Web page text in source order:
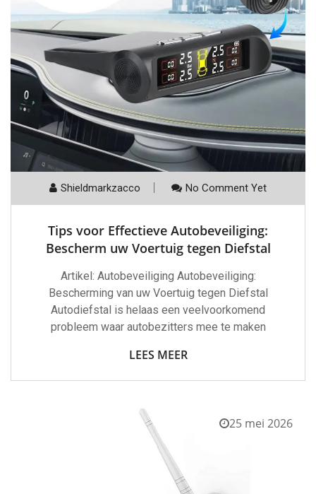
Shieldmarkzacco No Comment Yet
Tips voor Effectieve Autobeveiliging:
Bescherm uw Voertuig tegen Diefstal
Artikel: Autobeveiliging Autobeveiliging:
Bescherming van uw Voertuig tegen Diefstal
Autodiefstal is helaas een veelvoorkomend
probleem waar autobezitters mee te maken
LEES MEER
25 mei 2026